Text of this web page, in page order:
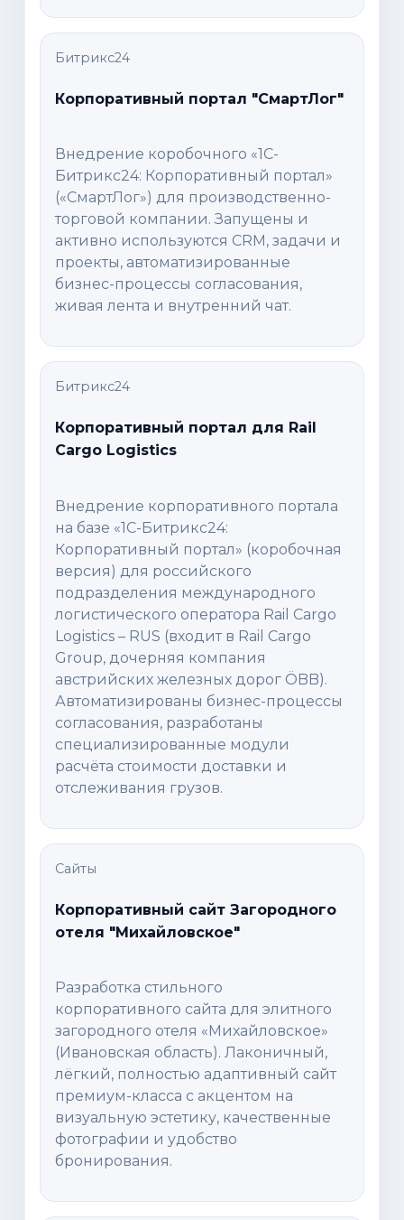
Битрикс24
Корпоративный портал "СмартЛог"
Внедрение коробочного «1С-
Битрикс24: Корпоративный портал»
(«СмартЛог») для производственно-
торговой компании. Запущены и
активно используются CRM, задачи и
проекты, автоматизированные
бизнес-процессы согласования,
живая лента и внутренний чат.
Битрикс24
Корпоративный портал для Rail
Cargo Logistics
Внедрение корпоративного портала
на базе «1С-Битрикс24:
Корпоративный портал» (коробочная
версия) для российского
подразделения международного
логистического оператора Rail Cargo
Logistics – RUS (входит в Rail Cargo
Group, дочерняя компания
австрийских железных дорог ÖBB).
Автоматизированы бизнес-процессы
согласования, разработаны
специализированные модули
расчёта стоимости доставки и
отслеживания грузов.
Сайты
Корпоративный сайт Загородного
отеля "Михайловское"
Разработка стильного
корпоративного сайта для элитного
загородного отеля «Михайловское»
(Ивановская область). Лаконичный,
лёгкий, полностью адаптивный сайт
премиум-класса с акцентом на
визуальную эстетику, качественные
фотографии и удобство
бронирования.